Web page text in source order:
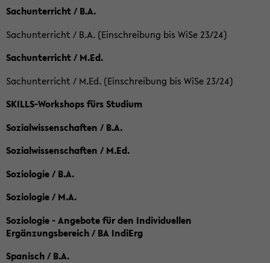
Sachunterricht / B.A.
Sachunterricht / B.A. (Einschreibung bis WiSe 23/24)
Sachunterricht / M.Ed.
Sachunterricht / M.Ed. (Einschreibung bis WiSe 23/24)
SKILLS-Workshops fürs Studium
Sozialwissenschaften / B.A.
Sozialwissenschaften / M.Ed.
Soziologie / B.A.
Soziologie / M.A.
Soziologie - Angebote für den Individuellen
Ergänzungsbereich / BA IndiErg
Spanisch / B.A.